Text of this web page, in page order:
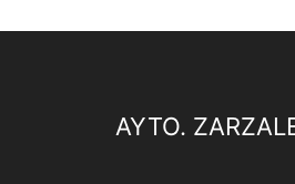
AYTO.